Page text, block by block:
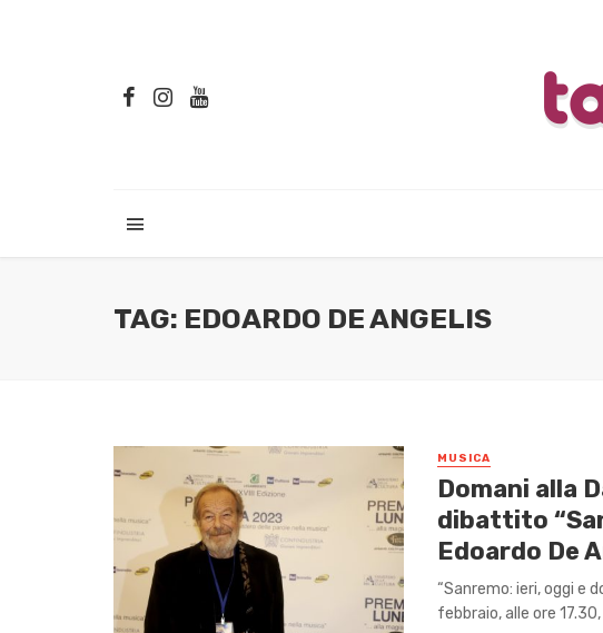
TAG: EDOARDO DE ANGELIS
MUSICA
Domani alla
dibattito
Edoardo De
“Sanremo: ieri, oggi e
febbraio, alle ore